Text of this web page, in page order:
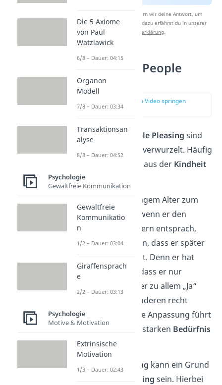
Nach Beantwortung speichern wir deine Antwort, um
Studyflix zu verbessern. Mehr dazu erfährst du in unserer
Datenschutzerklärung.
Ursachen für People
Pleasing
zur Stelle im Video springen
(01:16)
Die Gründe fürPeople Pleasing sind
oft vielfältig und tief verwurzelt. Häufig
spielen Erfahrungen aus der Kindheit
eine Rolle.
Wurde jemand in jungem Alter zum
Beispiel nur gelobt, wenn er den
Erwartungen
der Eltern entsprach,
kann das dazu führen, dass er später
ist. Denn er hat
schon früh gelernt, dass er nur
belohnt wird, wenn er zu allem „Ja“
sagt und es damit anderen recht
macht. Diese erlernte Anpassung führt
schließlich zu einem starken Bedürfnis
nach Bestätigung
Auch
Parentifizierung kann ein Grund
People Pleasing sein. Hierbei
Die 5 Axiome
von Paul
Watzlawick
6/8 – Dauer: 04:15
Organon
Modell
7/8 – Dauer: 03:34
Transaktionsan
alyse
8/8 – Dauer: 04:52
Psychologie
Gewaltfreie Kommunikation
Gewaltfreie
Kommunikatio
n
1/2 – Dauer: 03:04
Giraffensprach
e
2/2 – Dauer: 03:13
Psychologie
Motive & Motivation
Extrinsische
Motivation
1/3 – Dauer: 02:43